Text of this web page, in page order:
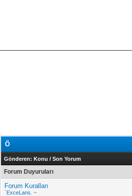
Ö
Gönderen: Konu / Son Yorum
Forum Duyuruları
Forum Kuralları
`ExceLans. ~